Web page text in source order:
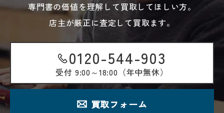
専門書の価値を理解して買取してほしい方。
店主が厳正に査定して買取ます。
0120-544-903
受付 9:00～18:00（年中無休）
買取フォーム